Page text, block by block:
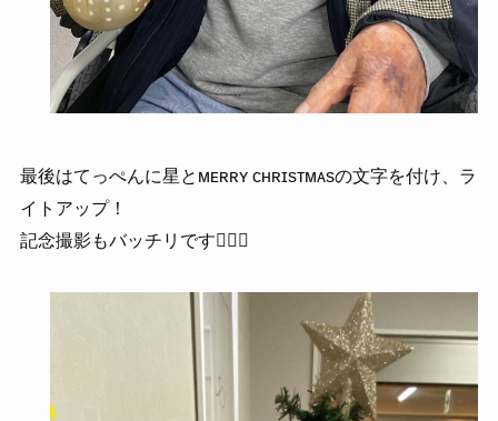
最後はてっぺんに星とᴍᴇʀʀʏ ᴄʜʀɪsᴛᴍᴀsの文字を付け、ラ
イトアップ！
記念撮影もバッチリです🙆🏼‍♀️